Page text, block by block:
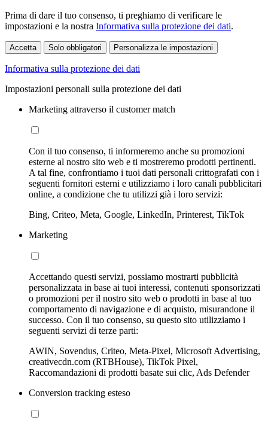
Prima di dare il tuo consenso, ti preghiamo di verificare le
impostazioni e la nostra Informativa sulla protezione dei dati.
Accetta Solo obbligatori Personalizza le impostazioni
Informativa sulla protezione dei dati
Impostazioni personali sulla protezione dei dati
Marketing attraverso il customer match
Con il tuo consenso, ti informeremo anche su promozioni
esterne al nostro sito web e ti mostreremo prodotti pertinenti.
A tal fine, confrontiamo i tuoi dati personali crittografati con i
seguenti fornitori esterni e utilizziamo i loro canali pubblicitari
online, a condizione che tu utilizzi già i loro servizi:
Bing, Criteo, Meta, Google, LinkedIn, Printerest, TikTok
Marketing
Accettando questi servizi, possiamo mostrarti pubblicità
personalizzata in base ai tuoi interessi, contenuti sponsorizzati
o promozioni per il nostro sito web o prodotti in base al tuo
comportamento di navigazione e di acquisto, misurandone il
successo. Con il tuo consenso, su questo sito utilizziamo i
seguenti servizi di terze parti:
AWIN, Sovendus, Criteo, Meta-Pixel, Microsoft Advertising,
creativecdn.com (RTBHouse), TikTok Pixel,
Raccomandazioni di prodotti basate sui clic, Ads Defender
Conversion tracking esteso